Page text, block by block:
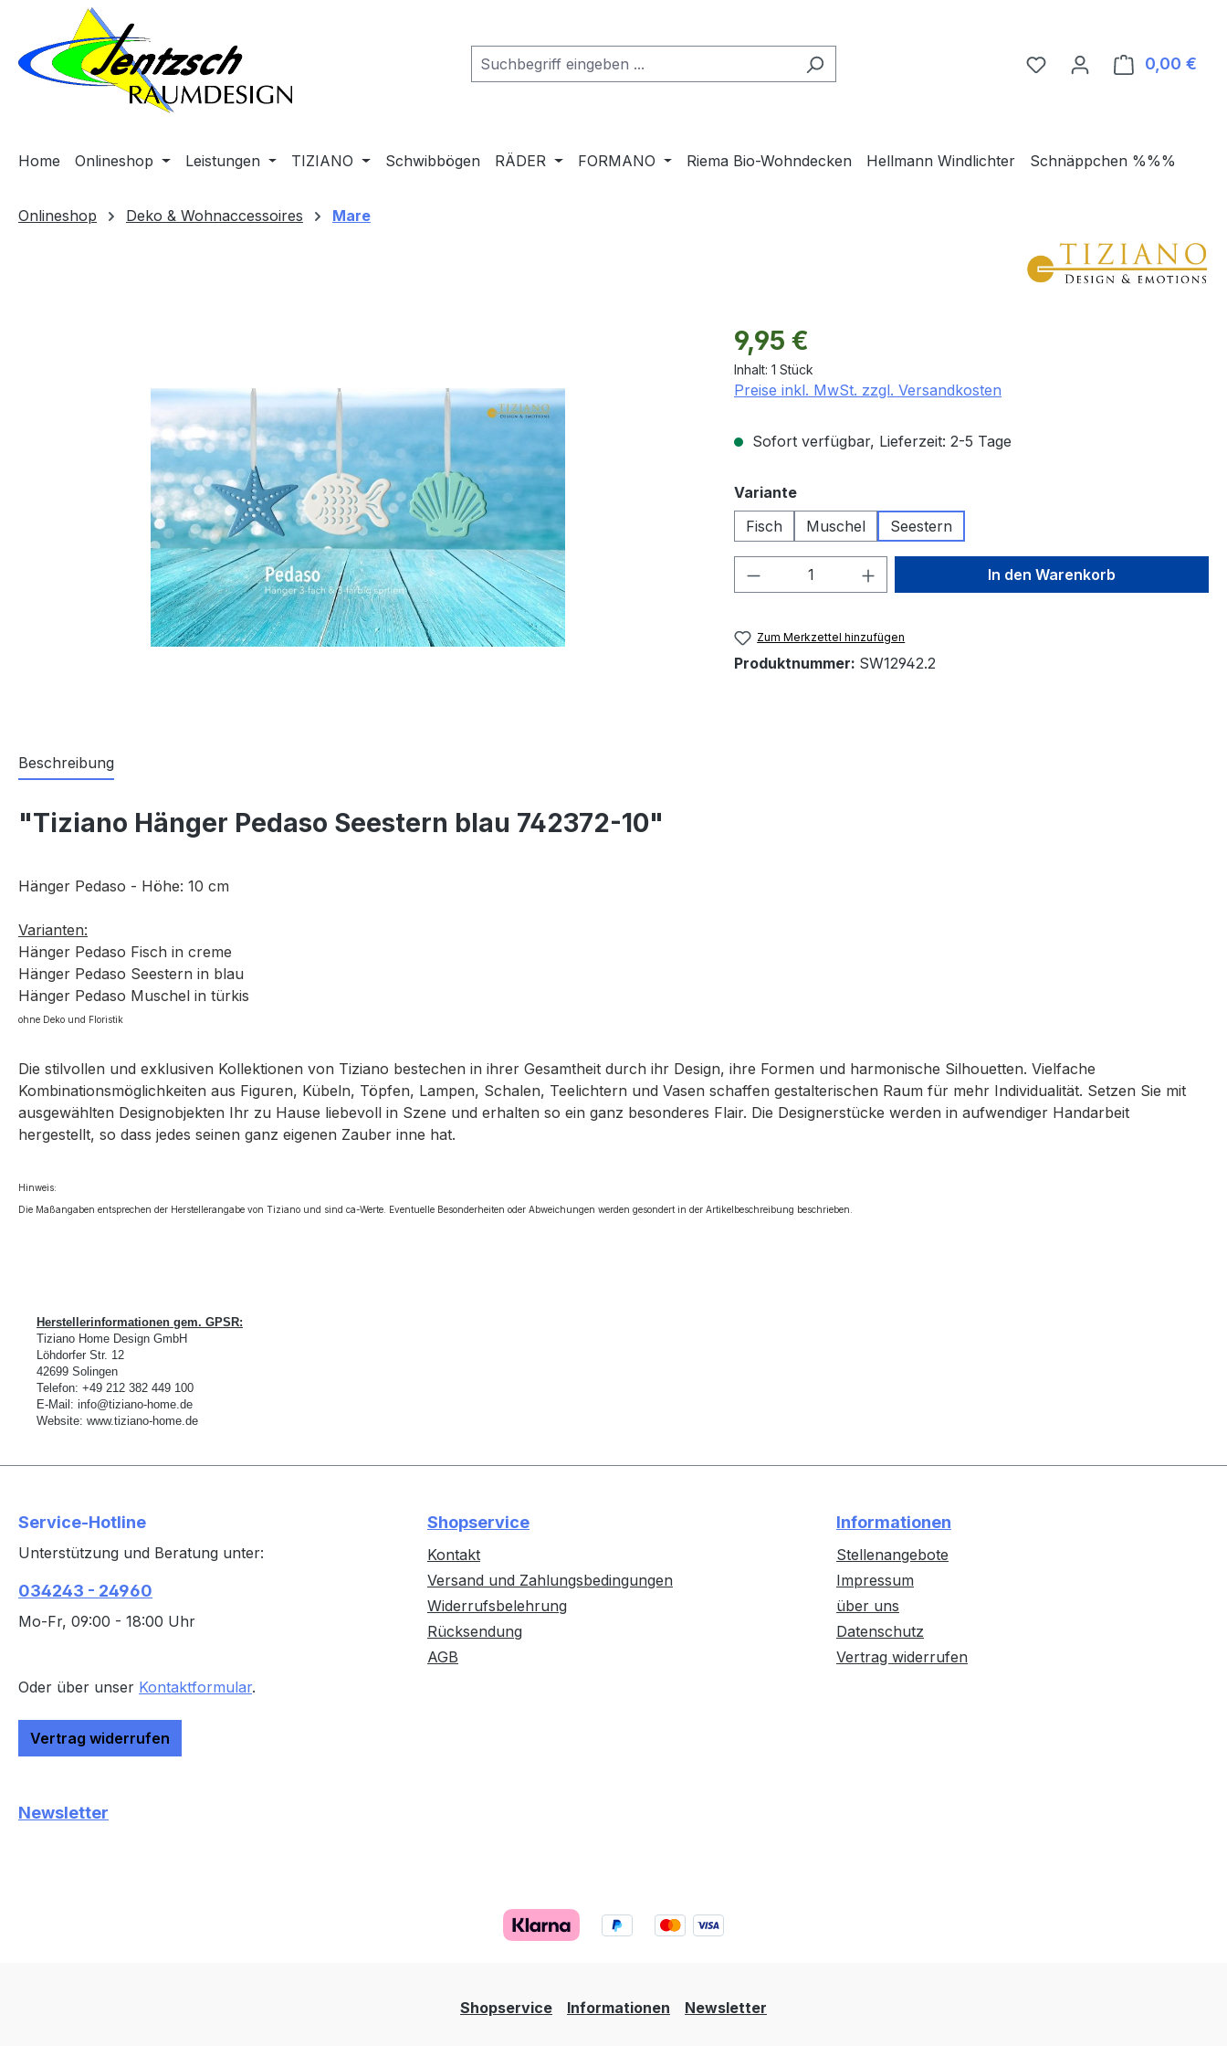
Hauptinhalt springen
Zur Suche springen
Zur Hauptnavigation springen
0,00 €
Home Onlineshop Leistungen TIZIANO Schwibbögen RÄDER FORMANO Riema Bio-Wohndecken Hellmann Windlichter Schnäppchen %%%
Onlineshop Deko & Wohnaccessoires Mare
Regulärer Preis:
9,95 €
Inhalt: 1 Stück
Preise inkl. MwSt. zzgl. Versandkosten
Sofort verfügbar, Lieferzeit: 2-5 Tage
Varianteauswählen
Fisch
Muschel Seestern
Produkt Anzahl: Gib den gewünschten Wert
In den Warenkorb
Zum Merkzettel hinzufügen
Produktnummer: SW12942.2
Beschreibung
"Tiziano Hänger Pedaso Seestern blau 742372-10"
Hänger Pedaso - Höhe: 10 cm
Varianten:
Hänger Pedaso Fisch in creme
Hänger Pedaso Seestern in blau
Hänger Pedaso Muschel in türkis
ohne Deko und Floristik
Die stilvollen und exklusiven Kollektionen von Tiziano bestechen in ihrer Gesamtheit durch ihr Design, ihre Formen und harmonische Silhouetten. Vielfache
Kombinationsmöglichkeiten aus Figuren, Kübeln, Töpfen, Lampen, Schalen, Teelichtern und Vasen schaffen gestalterischen Raum für mehr Individualität. Setzen Sie mit
ausgewählten Designobjekten Ihr zu Hause liebevoll in Szene und erhalten so ein ganz besonderes Flair. Die Designerstücke werden in aufwendiger Handarbeit
hergestellt, so dass jedes seinen ganz eigenen Zauber inne hat.
Hinweis:
Die Maßangaben entsprechen der Herstellerangabe von Tiziano und sind ca-Werte. Eventuelle Besonderheiten oder Abweichungen werden gesondert in der Artikelbeschreibung beschrieben.
Herstellerinformationen gem. GPSR:
Tiziano Home Design GmbH
L öhdorfer Str. 12
42699 Solingen
Telefon: +49 212 382 449 100
E-Mail: info@tiziano-home.de
Website: www.tiziano-home.de
Service-Hotline
Unterstützung und Beratung unter:
034243 - 24960
Mo-Fr, 09:00 - 18:00 Uhr
Oder über unser Kontaktformular.
Vertrag widerrufen
Shopservice
Kontakt
Versand und Zahlungsbedingungen
Widerrufsbelehrung
Rücksendung
AGB
Informationen
Stellenangebote
Impressum
über uns
Datenschutz
Vertrag widerrufen
Newsletter
Shopservice Informationen Newsletter